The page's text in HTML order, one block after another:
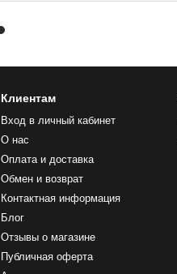
Клиентам
Вход в личный кабинет
О нас
Оплата и доставка
Обмен и возврат
Контактная информация
Блог
Отзывы о магазине
Публичная оферта